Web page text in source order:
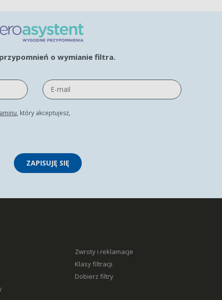
o wymianie filtra.
, który akceptujesz,
ZAPISUJĘ SIĘ
Zwroty i reklamacje
Klasy filtracji
Dobierz filtry